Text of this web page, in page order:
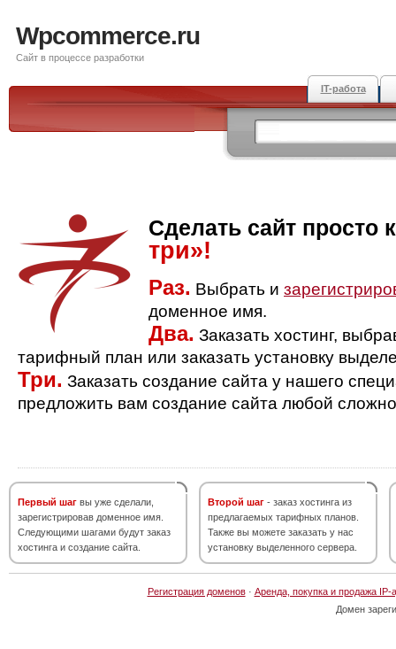
Wpcommerce.ru
Сайт в процессе разработки
IT-работа
Сделать сайт просто
три»!
Раз. Выбрать и
доменное имя.
Два. Заказать хостинг,
тарифный план или заказать установку
Три. Заказать создание сайта у нашего
предложить вам создание сайта любой
Первый шаг вы уже сделали,
зарегистрировав доменное имя.
Следующими шагами будут заказ
хостинга и создание сайта.
Второй шаг - заказ хостинга из
предлагаемых тарифных планов.
Также вы можете заказать у нас
установку выделенного сервера.
Регистрация доменов· Аренда, покупка и продажа IP-
Домен